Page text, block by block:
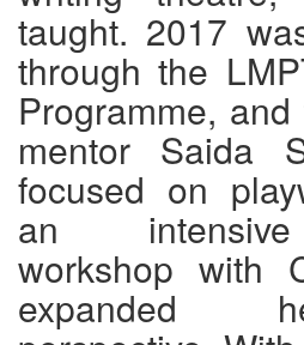
taught. 2017
through the
Programme,
mentor Saida
focused on
an
workshop with
expanded